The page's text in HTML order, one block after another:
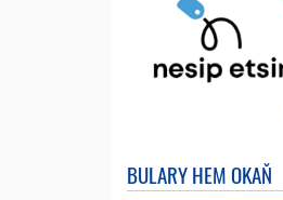
BULARY HEM OKAŇ